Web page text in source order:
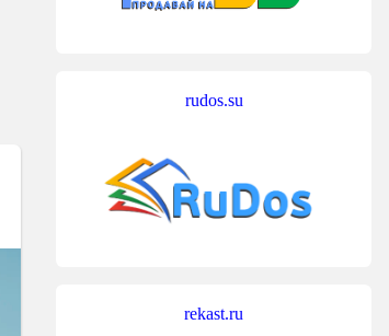
rudos.su
rekast.ru